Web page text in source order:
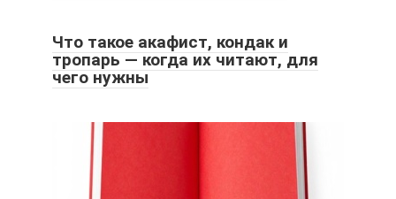
Что такое акафист, кондак и
тропарь — когда их читают, для
чего нужны